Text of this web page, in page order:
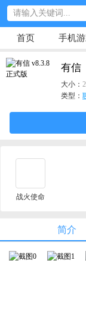
首页 手机
有信
大小：
类型：
战火使命
简介